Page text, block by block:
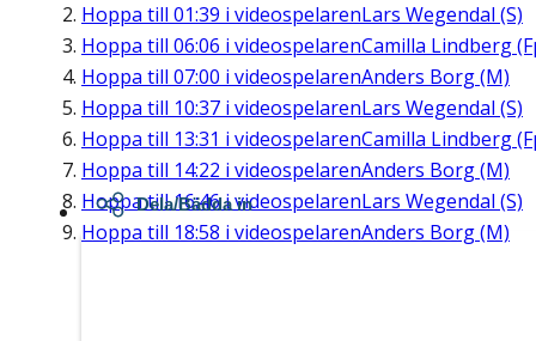
Hoppa till 01:39 i videospelarenLars Wegendal (S)
Hoppa till 06:06 i videospelarenCamilla Lindberg
Hoppa till 07:00 i videospelarenAnders Borg (M)
Hoppa till 10:37 i videospelarenLars Wegendal (S)
Hoppa till 13:31 i videospelarenCamilla Lindberg
Hoppa till 14:22 i videospelarenAnders Borg (M)
Hoppa till16:46i videospelarenLars Wegendal (S)
Hoppa till 18:58 i videospelarenAnders Borg (M)
Dela/Bädda in